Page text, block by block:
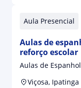
Aula Presencial
Aulas de
reforço escolar
Aulas de Espanhol
Viçosa, Ipatinga